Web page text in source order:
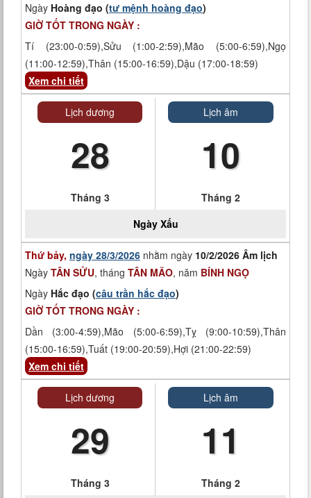
Ngày Hoàng đạo (tư mệnh hoàng đạo)
GIỜ TỐT TRONG NGÀY :
Tí (23:00-0:59),Sửu (1:00-2:59),Mão (5:00-6:59),Ngọ
(11:00-12:59),Thân (15:00-16:59),Dậu (17:00-18:59)
Xem chi tiết
Lịch dương
28
Tháng 3
Lịch âm
10
Tháng 2
Ngày Xấu
Thứ bảy, ngày 28/3/2026 nhằm ngày 10/2/2026 Âm lịch
Ngày TÂN SỬU, tháng TÂN MÃO, năm BÍNH NGỌ
Ngày Hắc đạo (câu trần hắc đạo)
GIỜ TỐT TRONG NGÀY :
Dần (3:00-4:59),Mão (5:00-6:59),Tỵ (9:00-10:59),Thân
(15:00-16:59),Tuất (19:00-20:59),Hợi (21:00-22:59)
Xem chi tiết
Lịch dương
29
Tháng 3
Lịch âm
11
Tháng 2